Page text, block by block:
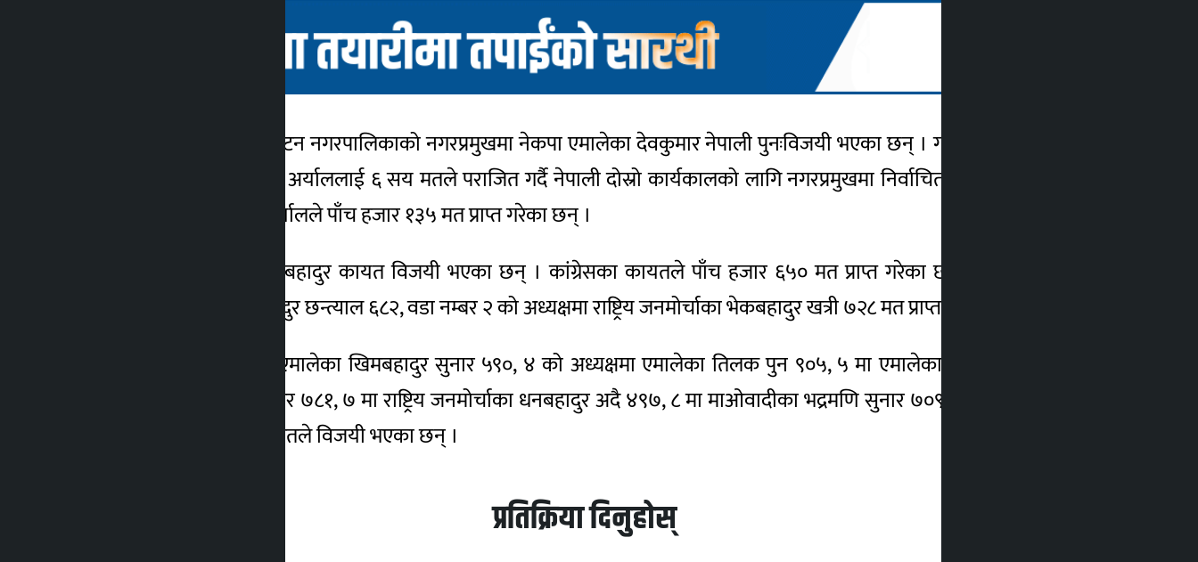
बागलुङ । बागलुङको ढोरपाटन नगरपालिकाको नगरप्रमुखमा नेकपा एमालेका देवकुमार नेपाली पुनःविजयी भएका छन् । गठबन्धनका उम्मेदवार नेकपा
माओवादी केन्द्रका चन्द्रलाल अर्याललाई ६ सय मतले पराजित गर्दै नेपाली दोस्रो कार्यकालको लागि नगरप्रमुखमा निर्वाचित भएका हुन् । नेपालीले पाँच
हजार ७३५ मत प्राप्त गर्दा अर्यालले पाँच हजार १३५ मत प्राप्त गरेका छन् ।
उपप्रमुखमा गठबन्धनका धनबहादुर कायत विजयी भएका छन् । कांग्रेसका कायतले पाँच हजार ६५० मत प्राप्त गरेका छन् । यस्तै वडा नम्बर १ को
अध्यक्षमा कांग्रेसका बानबहादुर छन्त्याल ६८२, वडा नम्बर २ को अध्यक्षमा राष्ट्रिय जनमोर्चाका भेकबहादुर खत्री ७२८ मत प्राप्त गरी विजयी भएका हुन् ।
वडा नम्बर ३ को अध्यक्षमा एमालेका खिमबहादुर सुनार ५९०, ४ को अध्यक्षमा एमालेका तिलक पुन ९०५, ५ मा एमालेका दीपेन्द्र पुनमगर ७९७, ६ मा
एमालेका उमेशकुमार बुढामगर ७८१, ७ मा राष्ट्रिय जनमोर्चाका धनबहादुर अदै ४९७, ८ मा माओवादीका भद्रमणि सुनार ७०९ र वडा नम्बर ९ मा एमालेका
खीमबहादुर घर्ती मगर ४०२ मतले विजयी भएका छन् ।
प्रतिक्रिया दिनुहोस्